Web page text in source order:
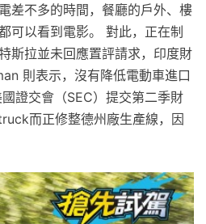
差不多的時間，餐廳的戶外、樓
可以看到電影。 對此，正在制
斯拉並未回應置評請求，印度財
則表示，沒有降低電動車進口
證交會（SEC）提交第二季財
而正修整德州廠生產線，因